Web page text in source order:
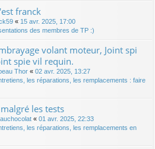
franck
« 15 avr. 2025, 17:00
des membres de TP :)
volant moteur, Joint spi
spie vil requin.
Thor « 02 avr. 2025, 13:27
les réparations, les remplacements : faire
les tests
« 01 avr. 2025, 22:33
les réparations, les remplacements en